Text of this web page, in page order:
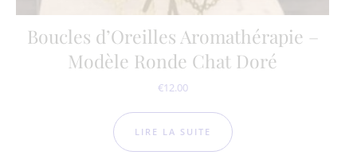
Boucles d’Oreilles Aromathérapie –
Modèle Ronde Chat Doré
€12.00
LIRE LA SUITE